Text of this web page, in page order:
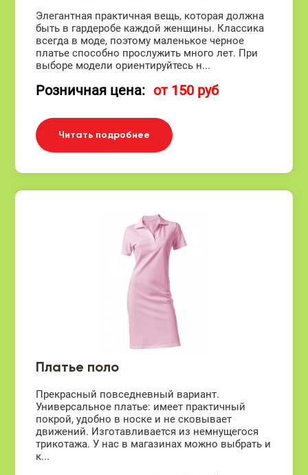
Элегантная практичная вещь, которая должна
быть в гардеробе каждой женщины. Классика
всегда в моде, поэтому маленькое черное
платье способно прослужить много лет. При
выборе модели ориентируйтесь н...
Розничная цена: от 150 руб
Читать подробнее
Платье поло
Прекрасный повседневный вариант.
Универсальное платье: имеет практичный
покрой, удобно в носке и не сковывает
движений. Изготавливается из немнущегося
трикотажа. У нас в магазинах можно выбрать и
к...